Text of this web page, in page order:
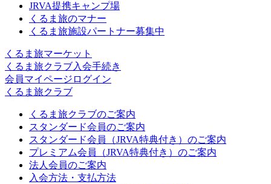
JRVA提携キャンプ場
くるま旅のマナー
くるま旅施設パートナー募集中
くるま旅マーケット
くるま旅クラブ入会手続き
会員マイページログイン
くるま旅クラブ
くるま旅クラブのご案内
スタンダード会員のご案内
スタンダード会員（JRVA特典付き）のご案内
プレミアム会員（JRVA特典付き）のご案内
法人会員のご案内
入会方法・支払方法